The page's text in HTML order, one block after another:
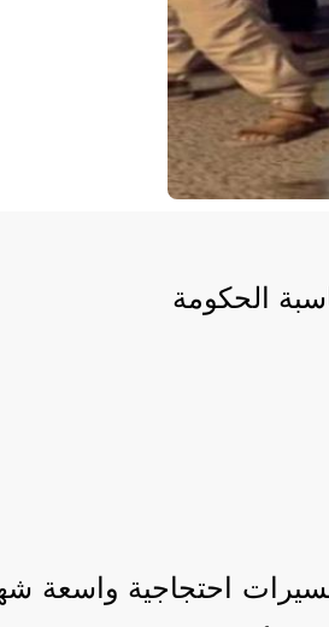
الحكومة
احتجاجية واسعة